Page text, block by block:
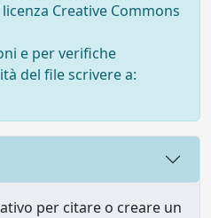
Creative Commons
e per verifiche
del file scrivere a:
per citare o creare un